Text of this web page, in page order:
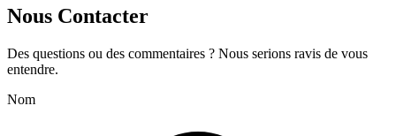
Nous Contacter
Des questions ou des commentaires ? Nous serions ravis de vous
entendre.
Nom